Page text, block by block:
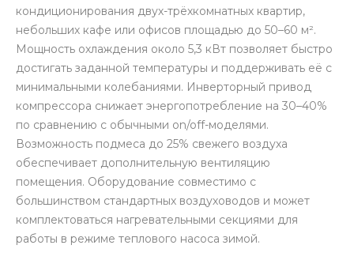
кондиционирования двух-трёхкомнатных квартир,
небольших кафе или офисов площадью до 50–60 м².
Мощность охлаждения около 5,3 кВт позволяет быстро
достигать заданной температуры и поддерживать её с
минимальными колебаниями. Инверторный привод
компрессора снижает энергопотребление на 30–40%
по сравнению с обычными on/off-моделями.
Возможность подмеса до 25% свежего воздуха
обеспечивает дополнительную вентиляцию
помещения. Оборудование совместимо с
большинством стандартных воздуховодов и может
комплектоваться нагревательными секциями для
работы в режиме теплового насоса зимой.